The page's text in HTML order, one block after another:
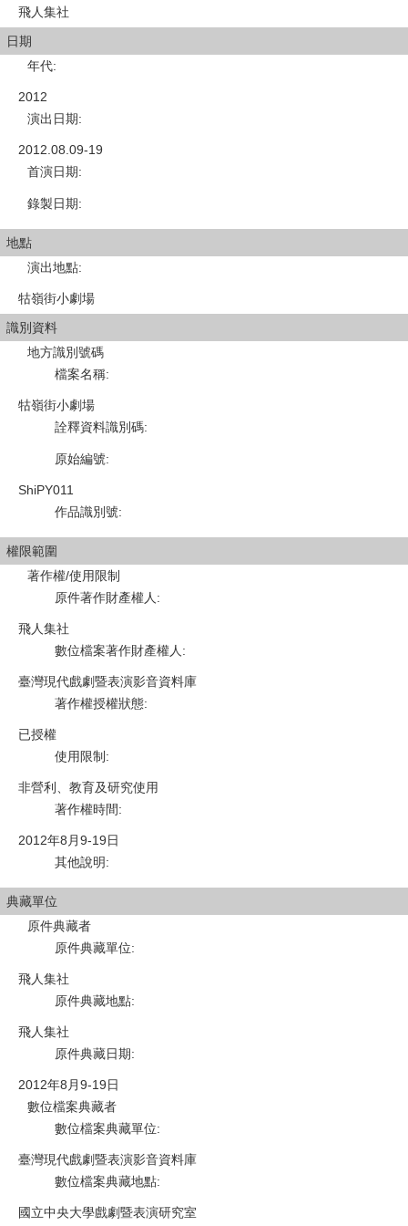
飛人集社
日期
年代:
2012
演出日期:
2012.08.09-19
首演日期:
錄製日期:
地點
演出地點:
牯嶺街小劇場
識別資料
地方識別號碼
檔案名稱:
牯嶺街小劇場
詮釋資料識別碼:
原始編號:
ShiPY011
作品識別號:
權限範圍
著作權/使用限制
原件著作財產權人:
飛人集社
數位檔案著作財產權人:
臺灣現代戲劇暨表演影音資料庫
著作權授權狀態:
已授權
使用限制 :
非營利、教育及研究使用
著作權時間:
2012年8月9-19日
其他說明:
典藏單位
原件典藏者
原件典藏單位:
飛人集社
原件典藏地點:
飛人集社
原件典藏日期:
2012年8月9-19日
數位檔案典藏者
數位檔案典藏單位:
臺灣現代戲劇暨表演影音資料庫
數位檔案典藏地點:
國立中央大學戲劇暨表演研究室